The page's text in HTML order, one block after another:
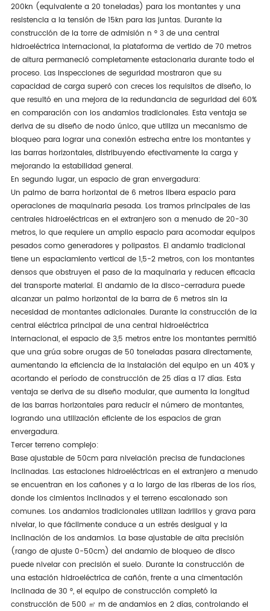
200kn (equivalente a 20 toneladas) para los montantes y una
resistencia a la tensión de 15kn para las juntas. Durante la
construcción de la torre de admisión n ° 3 de una central
hidroeléctrica internacional, la plataforma de vertido de 70 metros
de altura permaneció completamente estacionaria durante todo el
proceso. Las inspecciones de seguridad mostraron que su
capacidad de carga superó con creces los requisitos de diseño, lo
que resultó en una mejora de la redundancia de seguridad del 60%
en comparación con los andamios tradicionales. Esta ventaja se
deriva de su diseño de nodo único, que utiliza un mecanismo de
bloqueo para lograr una conexión estrecha entre los montantes y
las barras horizontales, distribuyendo efectivamente la carga y
mejorando la estabilidad general.
En segundo lugar, un espacio de gran envergadura:
Un palmo de barra horizontal de 6 metros libera espacio para
operaciones de maquinaria pesada. Los tramos principales de las
centrales hidroeléctricas en el extranjero son a menudo de 20-30
metros, lo que requiere un amplio espacio para acomodar equipos
pesados como generadores y polipastos. El andamio tradicional
tiene un espaciamiento vertical de 1,5-2 metros, con los montantes
densos que obstruyen el paso de la maquinaria y reducen eficacia
del transporte material. El andamio de la disco-cerradura puede
alcanzar un palmo horizontal de la barra de 6 metros sin la
necesidad de montantes adicionales. Durante la construcción de la
central eléctrica principal de una central hidroeléctrica
internacional, el espacio de 3,5 metros entre los montantes permitió
que una grúa sobre orugas de 50 toneladas pasara directamente,
aumentando la eficiencia de la instalación del equipo en un 40% y
acortando el período de construcción de 25 días a 17 días. Esta
ventaja se deriva de su diseño modular, que aumenta la longitud
de las barras horizontales para reducir el número de montantes,
logrando una utilización eficiente de los espacios de gran
envergadura.
Tercer terreno complejo:
Base ajustable de 50cm para nivelación precisa de fundaciones
inclinadas. Las estaciones hidroeléctricas en el extranjero a menudo
se encuentran en los cañones y a lo largo de las riberas de los ríos,
donde los cimientos inclinados y el terreno escalonado son
comunes. Los andamios tradicionales utilizan ladrillos y grava para
nivelar, lo que fácilmente conduce a un estrés desigual y la
inclinación de los andamios. La base ajustable de alta precisión
(rango de ajuste 0-50cm) del andamio de bloqueo de disco
puede nivelar con precisión el suelo. Durante la construcción de
una estación hidroeléctrica de cañón, frente a una cimentación
inclinada de 30 °, el equipo de construcción completó la
construcción de 500 ㎡ m de andamios en 2 días, controlando el